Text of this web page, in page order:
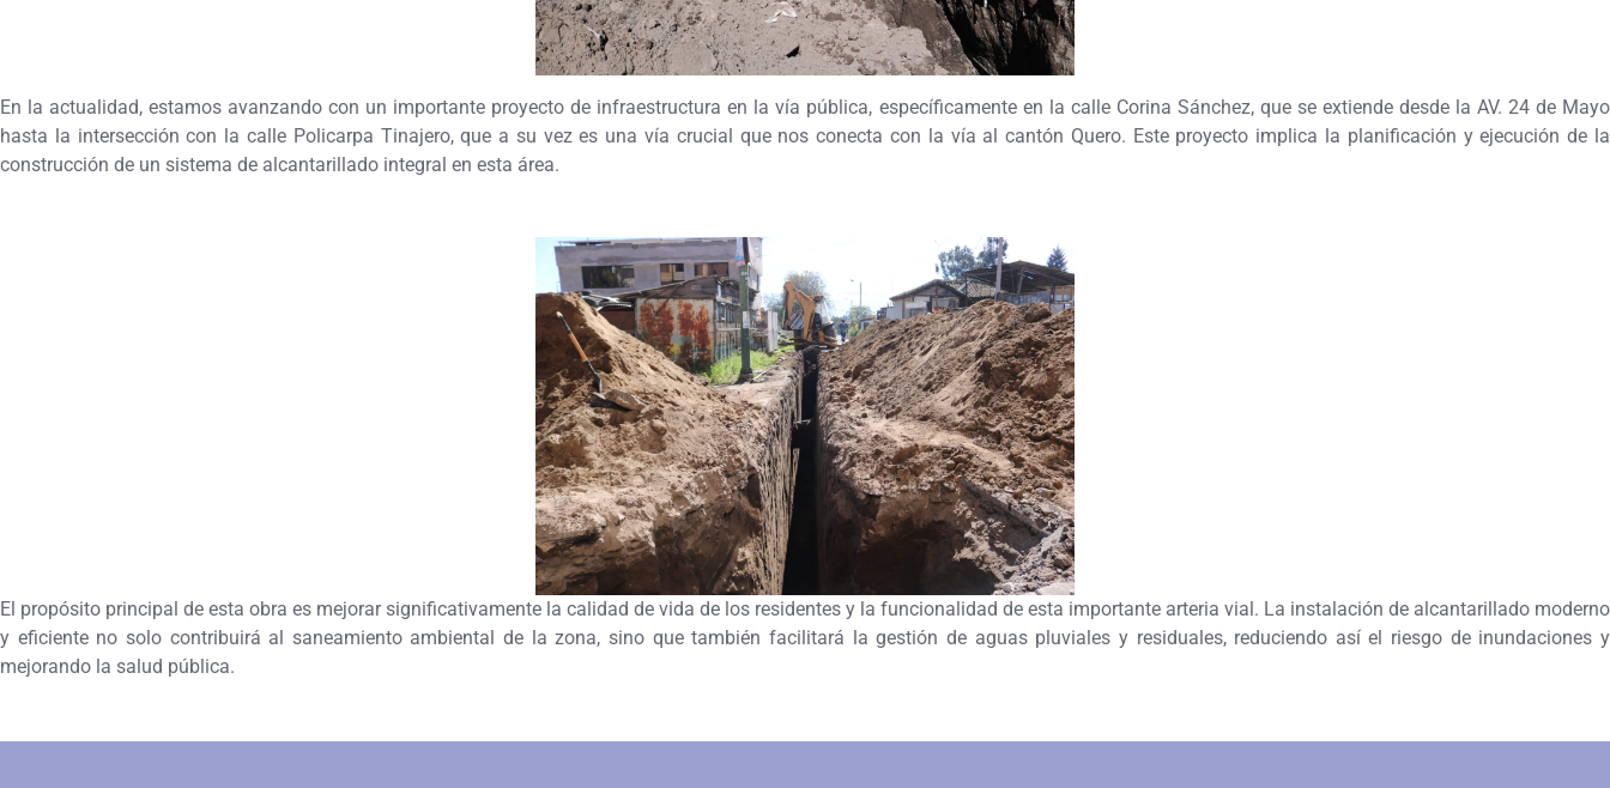
En la actualidad, estamos avanzando con un importante proyecto de infraestructura en la vía pública, específicamente en la calle Corina Sánchez, que se extiende desde la AV. 24 de Mayo
hasta la intersección con la calle Policarpa Tinajero, que a su vez es una vía crucial que nos conecta con la vía al cantón Quero. Este proyecto implica la planificación y ejecución de la
construcción de un sistema de alcantarillado integral en esta área.
El propósito principal de esta obra es mejorar significativamente la calidad de vida de los residentes y la funcionalidad de esta importante arteria vial. La instalación de alcantarillado moderno
y eficiente no solo contribuirá al saneamiento ambiental de la zona, sino que también facilitará la gestión de aguas pluviales y residuales, reduciendo así el riesgo de inundaciones y
mejorando la salud pública.